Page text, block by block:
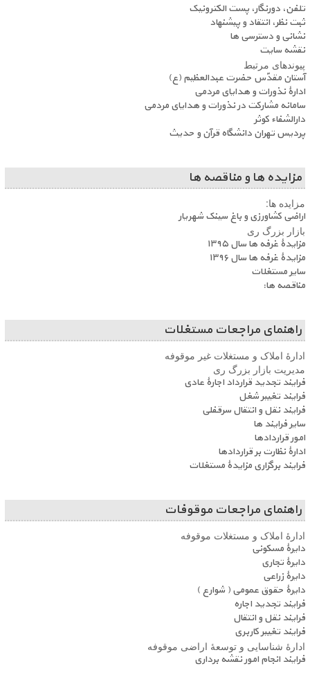
تلفن، دورنگار، پست الکترونیک
ثبت نظر، انتقاد و پیشنهاد
نشانی و دسترسی ها
نقشه سایت
پیوندهای مرتبط
آستان مقدّس حضرت عبدالعظیم (ع)
ادارۀ نذورات و هدایای مردمی
سامانه مشارکت در نذورات و هدایای مردمی
دارالشفاء کوثر
پردیس تهران دانشگاه قرآن و حدیث
مزایده ها و مناقصه ها
مزایده ها:
اراضی کشاورزی و باغ سینک شهریار
بازار بزرگ ری
مزایدۀ غرفه ها سال ۱۳۹۵
مزایدۀ غرفه ها سال ۱۳۹۶
سایر مستغلات
مناقصه ها:
راهنمای مراجعات مستغلات
ادارۀ املاک و مستغلات غیر موقوفه
مدیریت بازار بزرگ ری
فرایند تجدید قرارداد اجارۀ عادی
فرایند تغییر شغل
فرایند نقل و انتقال سرقفلی
سایر فرایند ها
امور قراردادها
ادارۀ نظارت بر قراردادها
فرایند برگزاری مزایدۀ مستغلات
راهنمای مراجعات موقوفات
ادارۀ املاک و مستغلات موقوفه
دایرۀ مسکونی
دایرۀ تجاری
دایرۀ زراعی
دایرۀ حقوق عمومی ( شوارع )
فرایند تجدید اجاره
فرایند نقل و انتقال
فرایند تغییر کاربری
ادارۀ شناسایی و توسعۀ اراضی موقوفه
فرایند انجام امور نقشه برداری